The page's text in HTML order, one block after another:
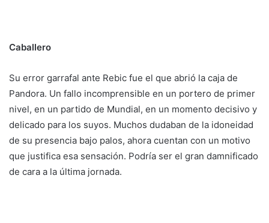
Caballero
Su error garrafal ante Rebic fue el que abrió la caja de
Pandora. Un fallo incomprensible en un portero de primer
nivel, en un partido de Mundial, en un momento decisivo y
delicado para los suyos. Muchos dudaban de la idoneidad
de su presencia bajo palos, ahora cuentan con un motivo
que justifica esa sensación. Podría ser el gran damnificado
de cara a la última jornada.